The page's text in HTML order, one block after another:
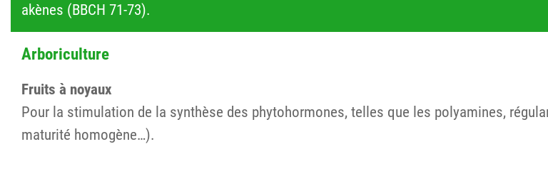
akènes (BBCH 71-73).
Arboriculture
Fruits à noyaux
Pour la stimulation de la synthèse des phytohormones, telles que les polyamines,
maturité homogène…).